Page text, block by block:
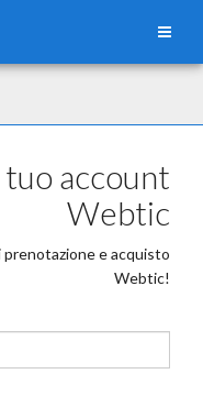
account
Webtic
e acquisto
Webtic!